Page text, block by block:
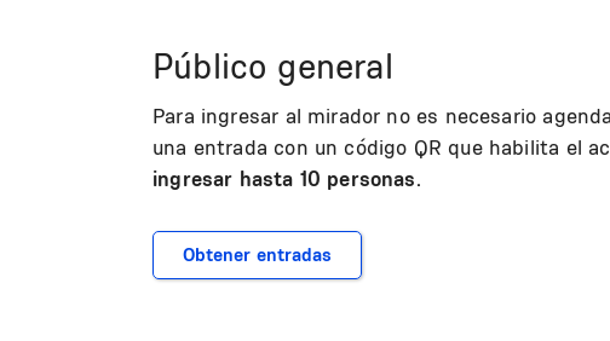
Público general
Para ingresar al mirador no es necesario
una entrada con un código QR que habilita el
ingresar hasta 10 personas.
Obtener entradas